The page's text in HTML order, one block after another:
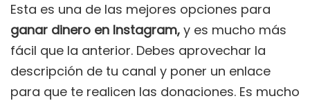
Esta es una de las mejores opciones para
ganar dinero en Instagram, y es mucho más
fácil que la anterior. Debes aprovechar la
descripción de tu canal y poner un enlace
para que te realicen las donaciones. Es mucho